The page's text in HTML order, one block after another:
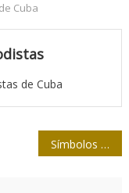
Cuba
de Cuba
Símbolos patrios, voluntad democrática y prensa revolucionaria